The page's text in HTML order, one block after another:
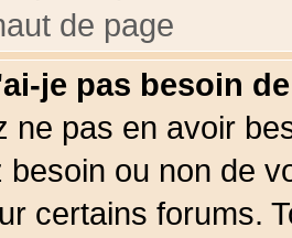
de page
je pas besoin
ne pas en avoir
besoin ou non de
certains forums.